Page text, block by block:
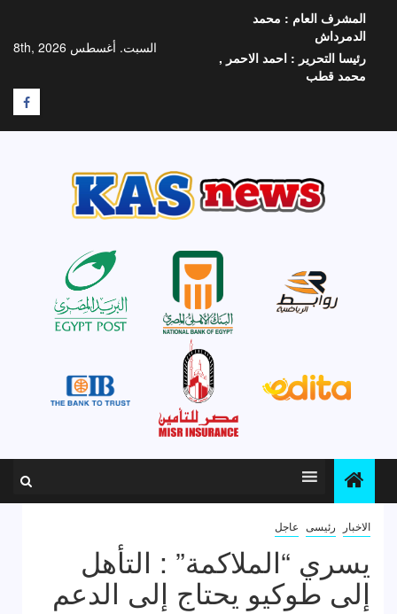
المحتوى
السبت. أغسطس 8th, 2026
المشرف العام : محمد
الدمرداش
رئيسا التحرير : احمد الاحمر ,
محمد قطب
F
الاخبار رئيسى عاجل
يسري “الملاكمة” : التأهل
إلى طوكيو يحتاج إلى الدعم